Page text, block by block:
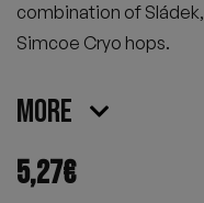
combination of
Simcoe Cryo hops.
More
5,27€